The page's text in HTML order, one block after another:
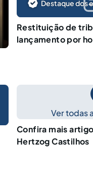
Destaque dos
Restituição de
lançamento por
Ver todas
Confira mais
Hertzog Castilhos